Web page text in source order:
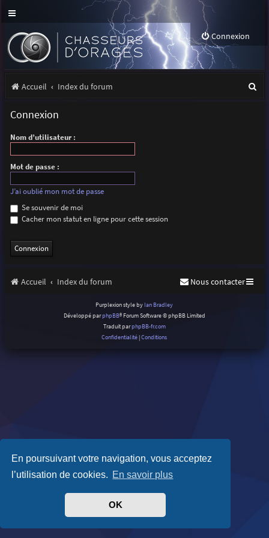
En poursuivant votre navigation, vous acceptez
l’utilisation de cookies. En savoir plus
OK
Connexion
Accueil Index du forum
Connexion
Nom d’utilisateur :
Mot de passe :
J’ai oublié mon mot de passe
Se souvenir de moi
Cacher mon statut en ligne pour cette session
Accueil Index du forum Nous contacter
Purplexion style by Ian Bradley
Développé parphpBB® Forum Software © phpBB Limited
Traduit parphpBB-fr.com
Confidentialité |Conditions